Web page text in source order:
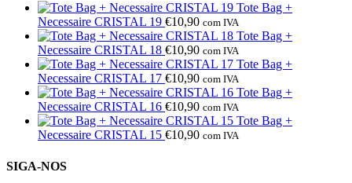
Tote Bag +
Necessaire CRISTAL 19 €10,90 com IVA
Tote Bag +
Necessaire CRISTAL 18 €10,90 com IVA
Tote Bag +
Necessaire CRISTAL 17 €10,90 com IVA
Tote Bag +
Necessaire CRISTAL 16 €10,90 com IVA
Tote Bag +
Necessaire CRISTAL 15 €10,90 com IVA
SIGA-NOS